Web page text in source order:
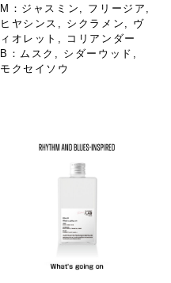
M：ジャスミン, フリージア,
ヒヤシンス, シクラメン, ヴ
ィオレット, コリアンダー
B：ムスク, シダーウッド,
モクセイソウ